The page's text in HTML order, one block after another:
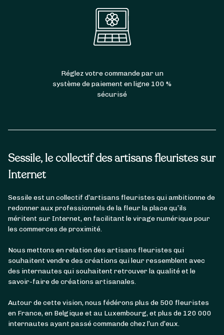
Sessile, le collectif des artisans fleuristes sur
Internet
Sessile est un collectif d’artisans fleuristes qui ambitionne de
redonner aux professionnels de la fleur la place qu’ils
méritent sur Internet, en facilitant le virage numérique pour
les commerces de proximité.
Nous mettons en relation des artisans fleuristes qui
souhaitent vendre des créations qui leur ressemblent avec
des internautes qui souhaitent retrouver la qualité et le
savoir-faire de créations artisanales.
Autour de cette vision, nous fédérons plus de 500 fleuristes
en France, en Belgique et au Luxembourg, et plus de 120 000
internautes ayant passé commande chez l’un d’eux.
Réglez votre commande par un
système de paiement en ligne 100 %
sécurisé